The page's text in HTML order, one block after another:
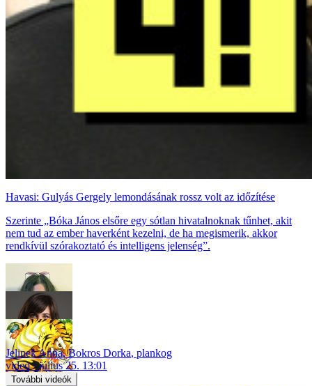
Havasi: Gulyás Gergely lemondásának rossz volt az időzítése
Szerinte „Bóka János elsőre egy sótlan hivatalnoknak tűnhet, akit
nem tud az ember haverként kezelni, de ha megismerik, akkor
rendkívül szórakoztató és intelligens jelenség”.
Jelinek Anna,Bokros Dorka, plankog
video
július 25. 13:01
További videók